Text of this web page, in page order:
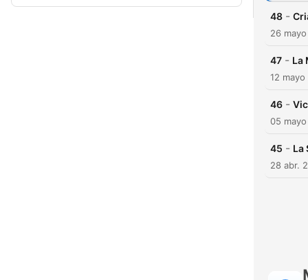
48 -
26
47 - La
12
46 -
05
45 - La
28 abr.